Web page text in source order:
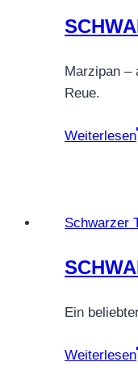
Marzipan –
Reue.
Weiterlesen
Schwarzer
Ein
Weiterlesen